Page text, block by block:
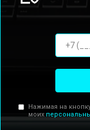
Нажимая на
моих